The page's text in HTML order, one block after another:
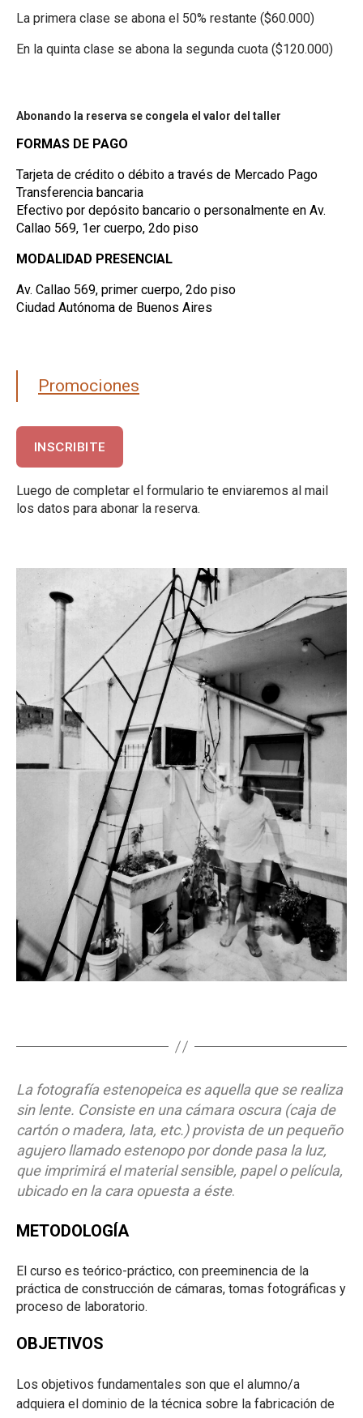
La primera clase se abona el 50% restante ($60.000)
En la quinta clase se abona la segunda cuota ($120.000)
Abonando la reserva se congela el valor del taller
FORMAS DE PAGO
Tarjeta de crédito o débito a través de Mercado Pago
Transferencia bancaria
Efectivo por depósito bancario o personalmente en Av.
Callao 569, 1er cuerpo, 2do piso
MODALIDAD PRESENCIAL
Av. Callao 569, primer cuerpo, 2do piso
Ciudad Autónoma de Buenos Aires
Promociones
INSCRIBITE
Luego de completar el formulario te enviaremos al mail
los datos para abonar la reserva.
La fotografía estenopeica es aquella que se realiza
sin lente. Consiste en una cámara oscura (caja de
cartón o madera, lata, etc.) provista de un pequeño
agujero llamado estenopo por donde pasa la luz,
que imprimirá el material sensible, papel o película,
ubicado en la cara opuesta a éste.
METODOLOGÍA
El curso es teórico-práctico, con preeminencia de la
práctica de construcción de cámaras, tomas fotográficas y
proceso de laboratorio.
OBJETIVOS
Los objetivos fundamentales son que el alumno/a
adquiera el dominio de la técnica sobre la fabricación de